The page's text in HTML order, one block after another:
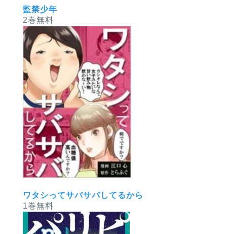
監禁少年
2巻無料
ワタシってサバサバしてるから
1巻無料